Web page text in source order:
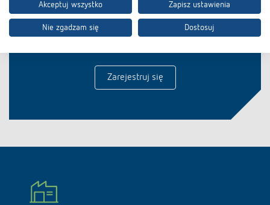
Bądź na bieżąco z naszym
newsletterem!
Zarejestruj się
Akceptuj wszystko Zapisz ustawienia
Nie zgadzam się Dostosuj